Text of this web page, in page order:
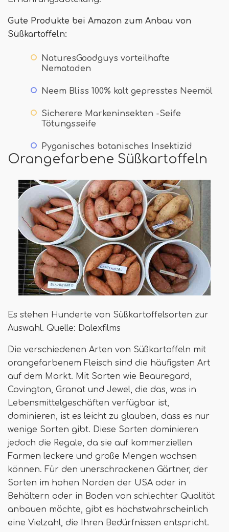
Gute Produkte bei Amazon zum Anbau von
Süßkartoffeln:
NaturesGoodguys vorteilhafte
Nematoden
Neem Bliss 100% kalt gepresstes Neemöl
Sicherere Markeninsekten -Seife
Tötungsseife
Pyganisches botanisches Insektizid
Orangefarbene Süßkartoffeln
Es stehen Hunderte von Süßkartoffelsorten zur
Auswahl. Quelle: Dalexfilms
Die verschiedenen Arten von Süßkartoffeln mit
orangefarbenem Fleisch sind die häufigsten Art
auf dem Markt. Mit Sorten wie Beauregard,
Covington, Granat und Jewel, die das, was in
Lebensmittelgeschäften verfügbar ist,
dominieren, ist es leicht zu glauben, dass es nur
wenige Sorten gibt. Diese Sorten dominieren
jedoch die Regale, da sie auf kommerziellen
Farmen leckere und große Mengen wachsen
können. Für den unerschrockenen Gärtner, der
Sorten im hohen Norden der USA oder in
Behältern oder in Boden von schlechter Qualität
anbauen möchte, gibt es höchstwahrscheinlich
eine Vielzahl, die Ihren Bedürfnissen entspricht.